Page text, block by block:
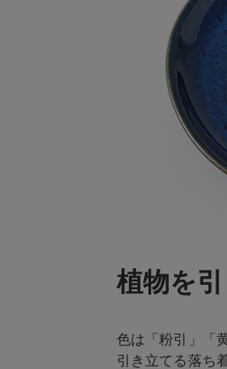
植物を
色は「粉引」「
引き立てる落ち